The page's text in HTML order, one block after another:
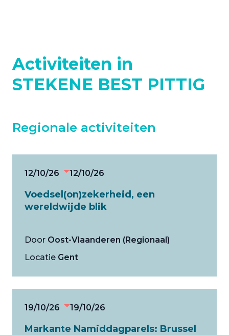
Activiteiten in
STEKENE BEST PITTIG
Regionale activiteiten
12/10/26 12/10/26
Voedsel(on)zekerheid, een
wereldwijde blik
Door Oost-Vlaanderen (Regionaal)
Locatie Gent
19/10/26 19/10/26
Markante Namiddagparels: Brussel